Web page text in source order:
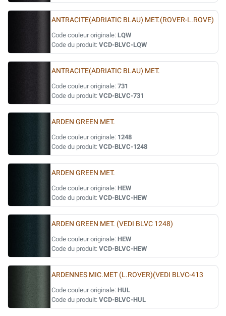
ANTRACITE(ADRIATIC BLAU) MET.(ROVER-L.ROVE)
Code couleur originale: LQW
Code du produit: VCD-BLVC-LQW
ANTRACITE(ADRIATIC BLAU) MET.
Code couleur originale: 731
Code du produit: VCD-BLVC-731
ARDEN GREEN MET.
Code couleur originale: 1248
Code du produit: VCD-BLVC-1248
ARDEN GREEN MET.
Code couleur originale: HEW
Code du produit: VCD-BLVC-HEW
ARDEN GREEN MET. (VEDI BLVC 1248)
Code couleur originale: HEW
Code du produit: VCD-BLVC-HEW
ARDENNES MIC.MET (L.ROVER)(VEDI BLVC-413
Code couleur originale: HUL
Code du produit: VCD-BLVC-HUL